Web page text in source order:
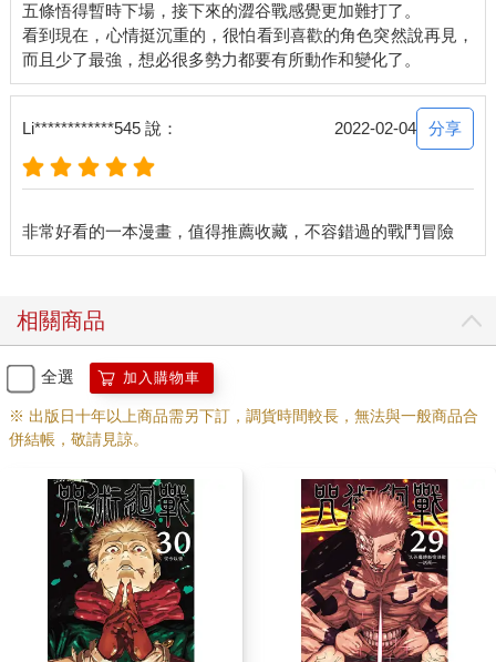
五條悟得暫時下場，接下來的澀谷戰感覺更加難打了。
看到現在，心情挺沉重的，很怕看到喜歡的角色突然說再見，
Li************545 說： 2022-02-04 分享
相關商品
全選 加入購物車
※ 出版日十年以上商品需另下訂，調貨時間較長，無法與一般商品合
併結帳，敬請見諒。